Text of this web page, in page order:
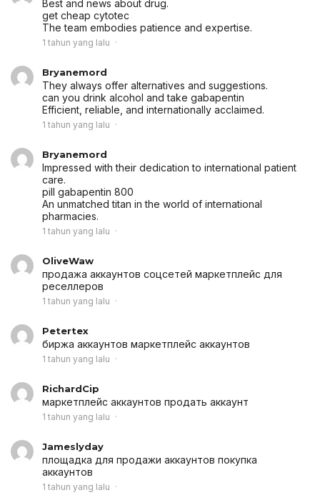
Best and news about drug.
get cheap cytotec
The team embodies patience and expertise.
1 tahun yang lalu
Bryanemord
They always offer alternatives and suggestions.
can you drink alcohol and take gabapentin
Efficient, reliable, and internationally acclaimed.
1 tahun yang lalu
Bryanemord
Impressed with their dedication to international patient
care.
pill gabapentin 800
An unmatched titan in the world of international
pharmacies.
1 tahun yang lalu
OliveWaw
продажа аккаунтов соцсетей маркетплейс для
реселлеров
1 tahun yang lalu
Petertex
биржа аккаунтов маркетплейс аккаунтов
1 tahun yang lalu
RichardCip
маркетплейс аккаунтов продать аккаунт
1 tahun yang lalu
Jameslyday
площадка для продажи аккаунтов покупка
аккаунтов
1 tahun yang lalu